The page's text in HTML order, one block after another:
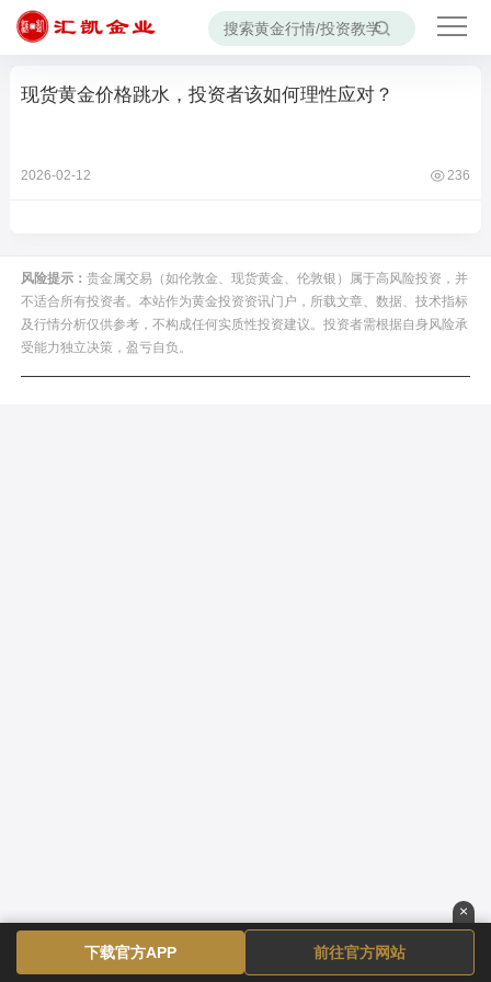
现货黄金价格跳水，投资者该如何理性应对？
2026-02-12 236
风险提示： 贵金属交易（如伦敦金、现货黄金、伦敦银）属于高风险投资，并
不适合所有投资者。本站作为黄金投资资讯门户，所载文章、数据、技术指标
及行情分析仅供参考，不构成任何实质性投资建议。投资者需根据自身风险承
受能力独立决策，盈亏自负。
×
下载官方APP 前往官方网站